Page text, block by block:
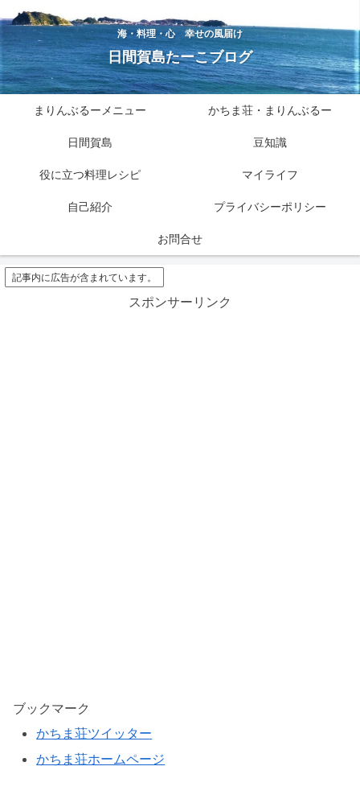
海・料理・心 幸せの風届け
日間賀島たーこブログ
まりんぶるーメニュー かちま荘・まりんぶるー
日間賀島 豆知識
役に立つ料理レシピ マイライフ
自己紹介 プライバシーポリシー
お問合せ
記事内に広告が含まれています。
スポンサーリンク
ブックマーク
かちま荘ツイッター
かちま荘ホームページ